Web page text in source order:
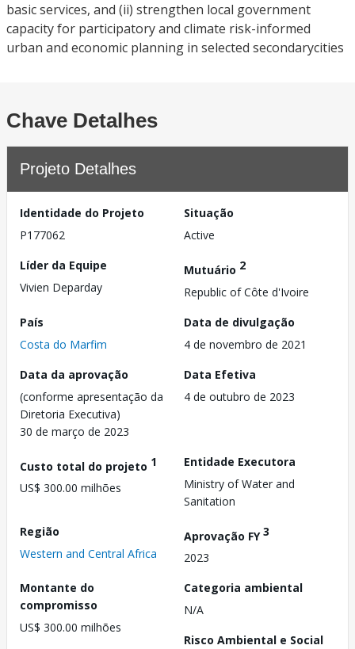
basic services, and (ii) strengthen local government
capacity for participatory and climate risk-informed
urban and economic planning in selected secondarycities
Chave Detalhes
Projeto Detalhes
Identidade do Projeto
P177062
Situação
Active
Líder da Equipe
Vivien Deparday
Mutuário 2
Republic of Côte d'Ivoire
País
Costa do Marfim
Data de divulgação
4 de novembro de 2021
Data da aprovação
(conforme apresentação da
Diretoria Executiva)
30 de março de 2023
Data Efetiva
4 de outubro de 2023
Custo total do projeto 1
US$ 300.00 milhões
Entidade Executora
Ministry of Water and
Sanitation
Região
Western and Central Africa
Aprovação FY3
2023
Montante do
compromisso
US$ 300.00 milhões
Categoria ambiental
N/A
Risco Ambiental e Social